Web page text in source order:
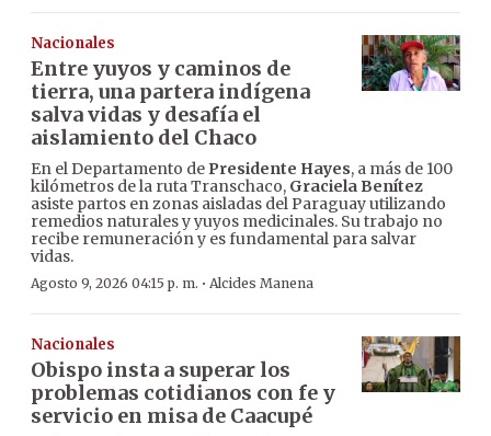
Nacionales
Entre yuyos y caminos de
tierra, una partera indígena
salva vidas y desafía el
aislamiento del Chaco
En el Departamento de Presidente Hayes, a más de 100
kilómetros de la ruta Transchaco, Graciela Benítez
asiste partos en zonas aisladas del Paraguay utilizando
remedios naturales y yuyos medicinales. Su trabajo no
recibe remuneración y es fundamental para salvar
vidas.
Agosto 9, 2026 04:15 p. m. · Alcides Manena
Nacionales
Obispo insta a superar los
problemas cotidianos con fe y
servicio en misa de Caacupé